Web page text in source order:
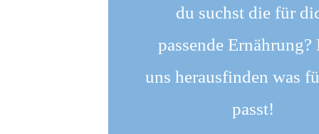
du suchst die für
passende Ernährung?
uns herausfinden was
passt!